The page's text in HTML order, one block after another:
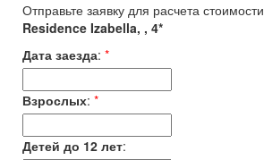
Отправьте заявку для расчета
Residence Izabella, , 4*
Дата заезда: *
Взрослых: *
Детей до 12 лет: